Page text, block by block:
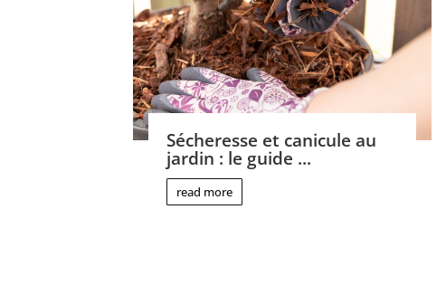
Sécheresse et canicule au
jardin : le guide ...
read more